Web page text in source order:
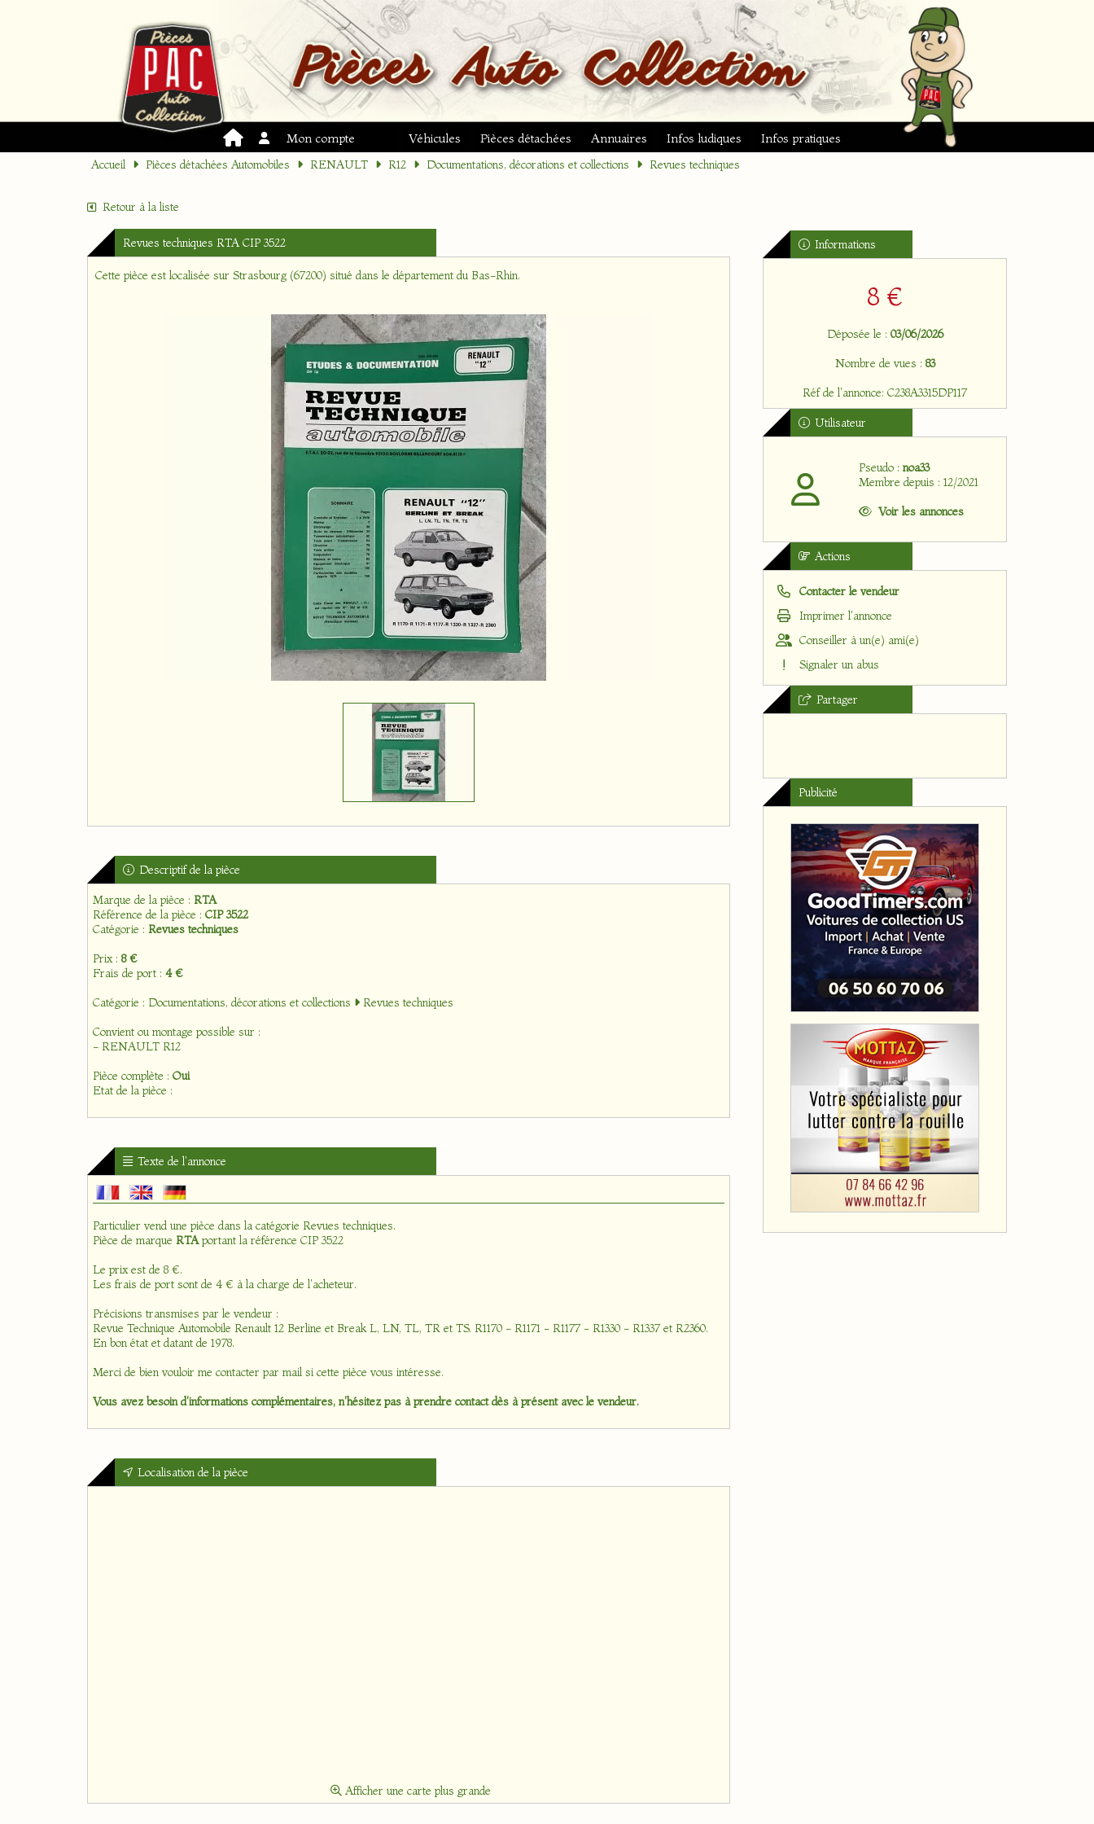
Mon compte Véhicules Pièces détachées Annuaires Infos ludiques Infos pratiques
Accueil Pièces détachées Automobiles RENAULT R12 Documentations, décorations et collections Revues techniques
Retour à la liste
Informations
8 €
Déposée le : 03/06/2026
Nombre de vues : 83
Réf de l'annonce: C238A3315DP117
Utilisateur
Pseudo : noa33
Membre depuis : 12/2021
Voir les annonces
Actions
Contacter le vendeur
Imprimer l'annonce
Conseiller à un(e) ami(e)
Signaler un abus
Partager
Publicité
Revues techniques RTA CIP 3522
Cette pièce est localisée sur Strasbourg (67200) situé dans le département du Bas-Rhin.
Descriptif de la pièce
Marque de la pièce : RTA
Référence de la pièce : CIP 3522
Catégorie : Revues techniques
Prix : 8 €
Frais de port : 4 €
Catégorie : Documentations, décorations et collections
Revues techniques
Convient ou montage possible sur :
- RENAULT R12
Pièce complète : Oui
Etat de la pièce :
Texte de l'annonce
Particulier vend une pièce dans la catégorie Revues techniques.
Pièce de marque RTAportant la référence CIP 3522
Le prix est de 8 €.
Les frais de port sont de 4 € à la charge de l'acheteur.
Précisions transmises par le vendeur :
Revue Technique Automobile Renault 12 Berline et Break L, LN, TL, TR et TS. R1170 - R1171 - R1177 - R1330 - R1337 et R2360.
En bon état et datant de 1978.
Merci de bien vouloir me contacter par mail si cette pièce vous intéresse.
Vous avez besoin d'informations complémentaires, n'hésitez pas à prendre contact dès à présent avec le vendeur.
Localisation de la pièce
Afficher une carte plus grande